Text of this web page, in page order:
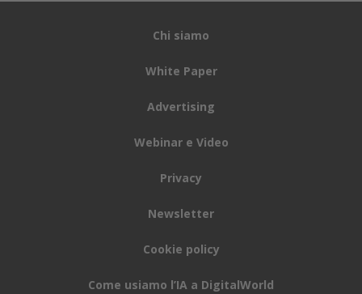
Chi siamo
White Paper
Advertising
Webinar e Video
Privacy
Newsletter
Cookie policy
Come usiamo l’IA a DigitalWorld